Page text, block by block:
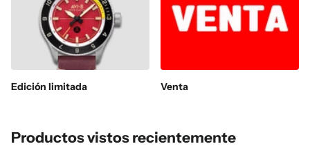
Edición limitada Venta
Productos vistos recientemente